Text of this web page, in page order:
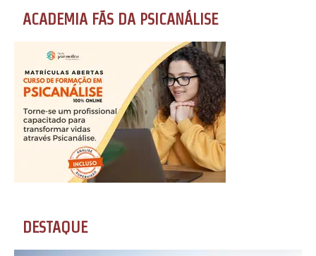
ACADEMIA FÃS DA PSICANÁLISE
DESTAQUE